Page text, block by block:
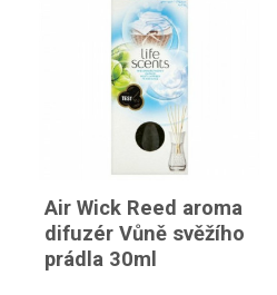
Air Wick Reed aroma
difuzér Vůně svěžího
prádla 30ml